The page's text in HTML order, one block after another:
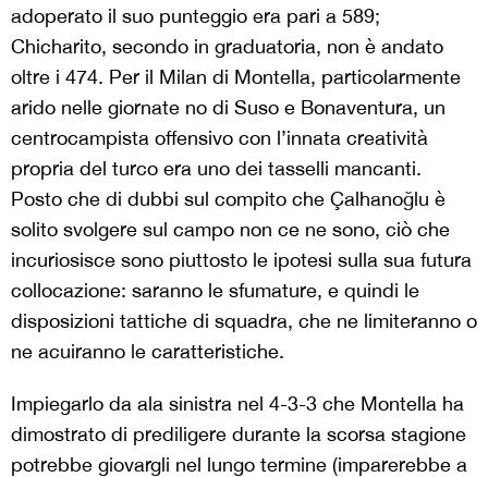
adoperato il suo punteggio era pari a 589;
Chicharito, secondo in graduatoria, non è andato
oltre i 474. Per il Milan di Montella, particolarmente
arido nelle giornate no di Suso e Bonaventura, un
centrocampista offensivo con l’innata creatività
propria del turco era uno dei tasselli mancanti.
Posto che di dubbi sul compito che Çalhanoğlu è
solito svolgere sul campo non ce ne sono, ciò che
incuriosisce sono piuttosto le ipotesi sulla sua futura
collocazione: saranno le sfumature, e quindi le
disposizioni tattiche di squadra, che ne limiteranno o
ne acuiranno le caratteristiche.
Impiegarlo da ala sinistra nel 4-3-3 che Montella ha
dimostrato di prediligere durante la scorsa stagione
potrebbe giovargli nel lungo termine (imparerebbe a